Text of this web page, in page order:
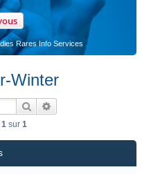
Rares Info Services
Winter
Rechercher
1sur 1